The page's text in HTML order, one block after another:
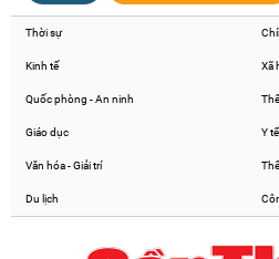
Thời sự
Kinh tế Xã
Quốc phòng - An ninh
Giáo dục Y tế
Văn hóa - Giải trí
Du lịch